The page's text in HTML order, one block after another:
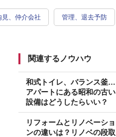
見、仲介会社 管理、退去予防
関連するノウハウ
和式トイレ、バランス釜…
アパートにある昭和の古い
設備はどうしたらいい？
リフォームとリノベーショ
ンの違いは？リノベの段取